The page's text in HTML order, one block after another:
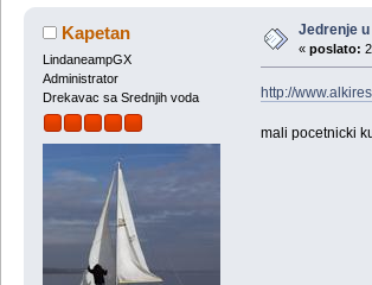
Kapetan
LindaneampGX
Administrator
Drekavac sa Srednjih voda
Jedrenje
« poslato:
http://
mali pocetnicki